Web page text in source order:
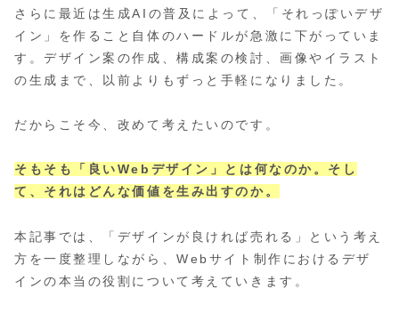
さらに最近は生成AIの普及によって、「それっぽいデザ
イン」を作ること自体のハードルが急激に下がっていま
す。デザイン案の作成、構成案の検討、画像やイラスト
の生成まで、以前よりもずっと手軽になりました。
だからこそ今、改めて考えたいのです。
そもそも「良いWebデザイン」とは何なのか。そし
て、それはどんな価値を生み出すのか。
本記事では、「デザインが良ければ売れる」という考え
方を一度整理しながら、Webサイト制作におけるデザ
インの本当の役割について考えていきます。